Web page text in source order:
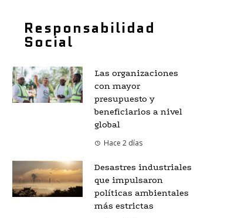
Responsabilidad
Social
Las organizaciones
con mayor
presupuesto y
beneficiarios a nivel
global
Hace 2 días
Desastres industriales
que impulsaron
políticas ambientales
más estrictas